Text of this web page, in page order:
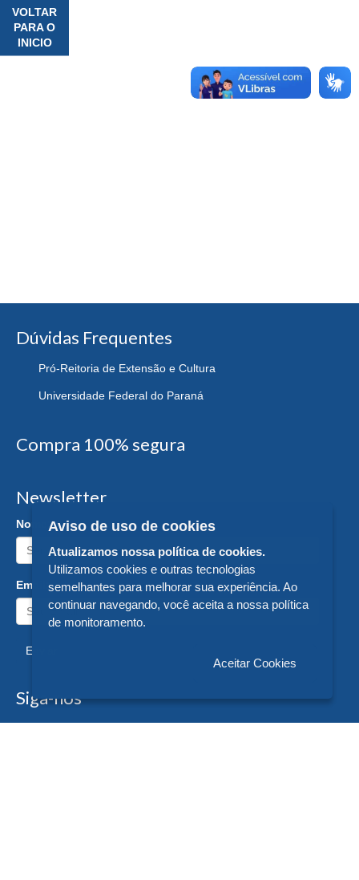
VOLTAR
PARA O
INICIO
Dúvidas Frequentes
Pró-Reitoria de Extensão e Cultura
Universidade Federal do Paraná
Compra 100% segura
Newsletter
Nome:
Email:
Enviar
Siga-nos
Aviso de uso de cookies
Atualizamos nossa política de cookies.
Utilizamos cookies e outras tecnologias
semelhantes para melhorar sua experiência. Ao
continuar navegando, você aceita a nossa política
de monitoramento.
Aceitar Cookies